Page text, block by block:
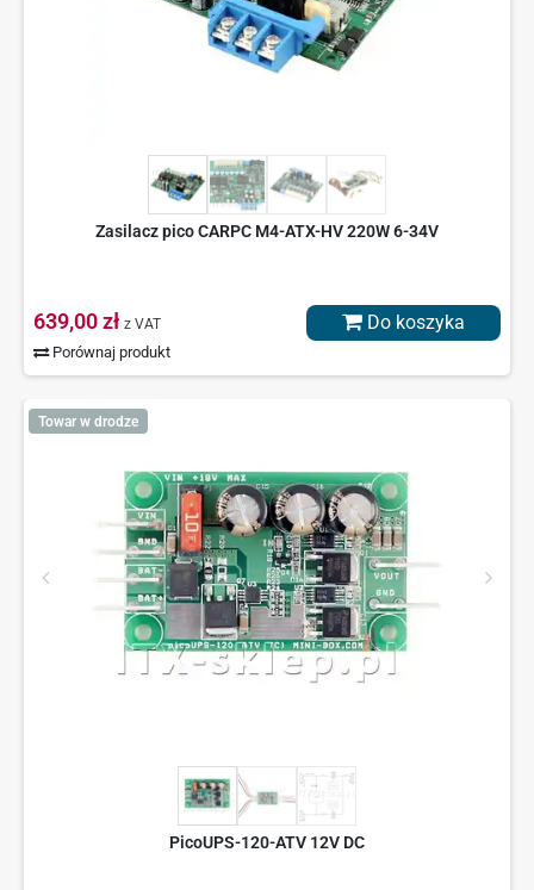
Zasilacz pico CARPC M4-ATX-HV 220W 6-34V
639,00 zł z VAT
Porównaj produkt
Do koszyka
Towar w drodze
PicoUPS-120-ATV 12V DC